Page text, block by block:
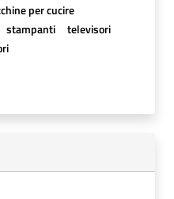
per cucire
stampanti
televisori